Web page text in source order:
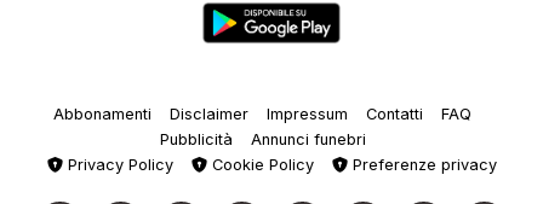
Abbonamenti Disclaimer Impressum Contatti
FAQ
Pubblicità
Annunci funebri
Privacy Policy
Cookie Policy Preferenze privacy